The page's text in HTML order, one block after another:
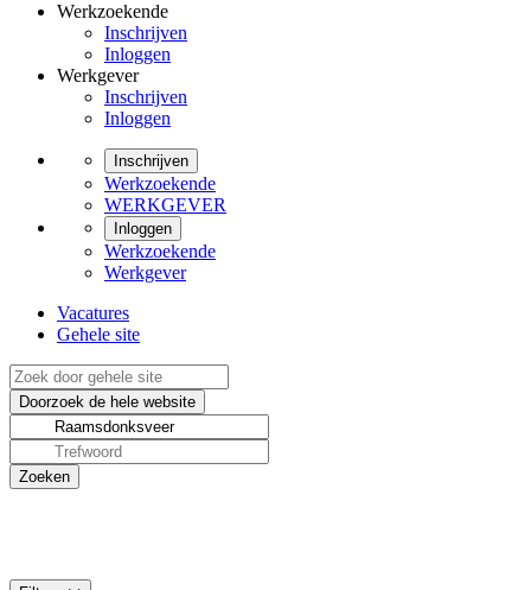
Werkzoekende
Inschrijven
Inloggen
Werkgever
Inschrijven
Inloggen
Inschrijven
Werkzoekende
WERKGEVER
Inloggen
Werkzoekende
Werkgever
Vacatures
Gehele site